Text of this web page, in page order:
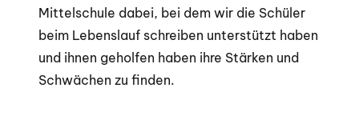
Mittelschule dabei, bei dem wir die Schüler
beim Lebenslauf schreiben unterstützt haben
und ihnen geholfen haben ihre Stärken und
Schwächen zu finden.